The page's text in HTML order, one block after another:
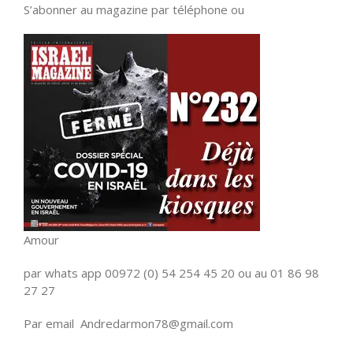
S’abonner au magazine par téléphone ou
Amour
par whats app 00972 (0) 54 254 45 20 ou au 01 86 98
27 27
Par email Andredarmon78@gmail.com